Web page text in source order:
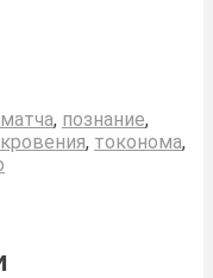
матча, познание,
, токонома,